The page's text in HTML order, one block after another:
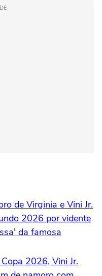
de Virginia e Vini Jr.
2026 por vidente
da famosa
2026, Vini Jr.